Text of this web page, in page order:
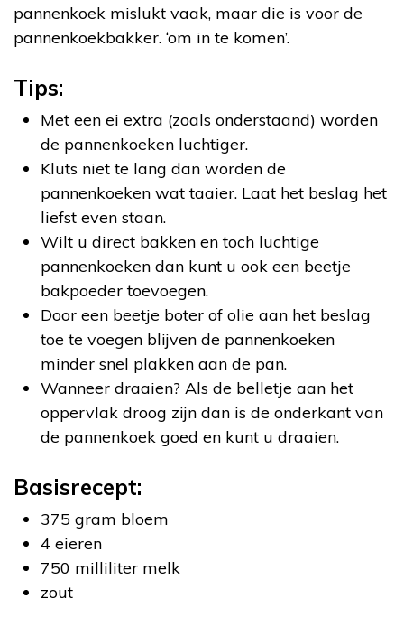
pannenkoek mislukt vaak, maar die is voor de
pannenkoekbakker. ‘om in te komen’.
Tips:
Met een ei extra (zoals onderstaand) worden
de pannenkoeken luchtiger.
Kluts niet te lang dan worden de
pannenkoeken wat taaier. Laat het beslag het
liefst even staan.
Wilt u direct bakken en toch luchtige
pannenkoeken dan kunt u ook een beetje
bakpoeder toevoegen.
Door een beetje boter of olie aan het beslag
toe te voegen blijven de pannenkoeken
minder snel plakken aan de pan.
Wanneer draaien? Als de belletje aan het
oppervlak droog zijn dan is de onderkant van
de pannenkoek goed en kunt u draaien.
Basisrecept:
375 gram bloem
4 eieren
750 milliliter melk
zout